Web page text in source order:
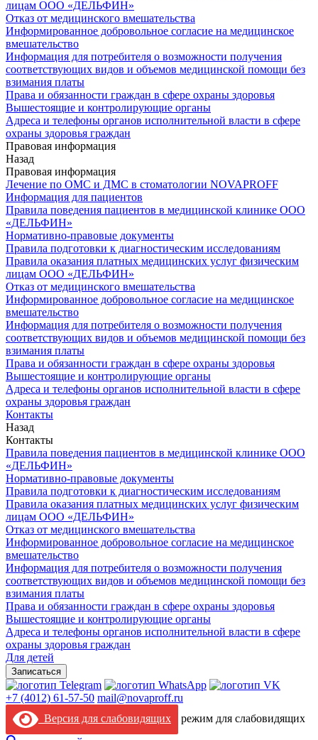
лицам ООО «ДЕЛЬФИН»
Отказ от медицинского вмешательства
Информированное добровольное согласие на медицинское
вмешательство
Информация для потребителя о возможности получения
соответствующих видов и объемов медицинской помощи без
взимания платы
Права и обязанности граждан в сфере охраны здоровья
Вышестоящие и контролирующие органы
Адреса и телефоны органов исполнительной власти в сфере
охраны здоровья граждан
Правовая информация
Назад
Правовая информация
Лечение по ОМС и ДМС в стоматологии NOVAPROFF
Информация для пациентов
Правила поведения пациентов в медицинской клинике ООО
«ДЕЛЬФИН»
Нормативно-правовые документы
Правила подготовки к диагностическим исследованиям
Правила оказания платных медицинских услуг физическим
лицам ООО «ДЕЛЬФИН»
Отказ от медицинского вмешательства
Информированное добровольное согласие на медицинское
вмешательство
Информация для потребителя о возможности получения
соответствующих видов и объемов медицинской помощи без
взимания платы
Права и обязанности граждан в сфере охраны здоровья
Вышестоящие и контролирующие органы
Адреса и телефоны органов исполнительной власти в сфере
охраны здоровья граждан
Контакты
Назад
Контакты
Правила поведения пациентов в медицинской клинике ООО
«ДЕЛЬФИН»
Нормативно-правовые документы
Правила подготовки к диагностическим исследованиям
Правила оказания платных медицинских услуг физическим
лицам ООО «ДЕЛЬФИН»
Отказ от медицинского вмешательства
Информированное добровольное согласие на медицинское
вмешательство
Информация для потребителя о возможности получения
соответствующих видов и объемов медицинской помощи без
взимания платы
Права и обязанности граждан в сфере охраны здоровья
Вышестоящие и контролирующие органы
Адреса и телефоны органов исполнительной власти в сфере
охраны здоровья граждан
Для детей
Записаться
+7 (4012) 61-57-50 mail@novaproff.ru
Версия для слабовидящих
режим для слабовидящих